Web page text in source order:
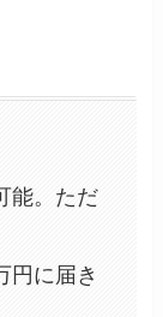
能。ただ
円に届き